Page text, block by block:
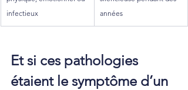
infectieux
années
Et si ces pathologies
étaient le symptôme d’un